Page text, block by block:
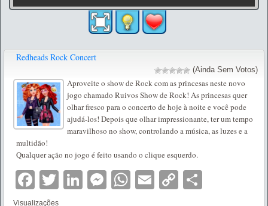
Redheads Rock Concert
(Ainda Sem Votos)
Aproveite o show de Rock com as princesas neste novo
jogo chamado Ruivos Show de Rock! As princesas quer
olhar fresco para o concerto de hoje à noite e você pode
ajudá-los! Depois que olhar impressionante, ter um tempo
maravilhoso no show, controlando a música, as luzes e a
multidão!
Qualquer ação no jogo é feito usando o clique esquerdo.
Facebook
TwitterLinkedIn
Messenger
WhatsApp
EmailCopy
Visualizações